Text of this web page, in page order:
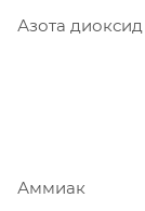
Азота диоксид
Аммиак